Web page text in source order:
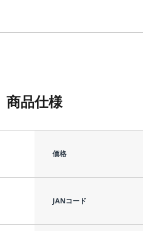
商品仕様
価格
JANコード